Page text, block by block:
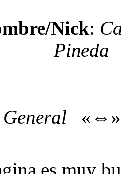
Nick:
Pineda
General
es muy